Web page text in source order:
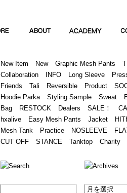
New Item New Graphic Mesh Pants
Collaboration
INFO Long Sleeve
Friends
Tali Reversible Product
Hoodie Parka
Styling Sample Sweat
Bag
RESTOCK Dealers SALE！
hxalive
Easy Mesh Pants Jacket
Mesh Tank
Practice NOSLEEVE
CUT OFF
STANCE Tanktop Charity